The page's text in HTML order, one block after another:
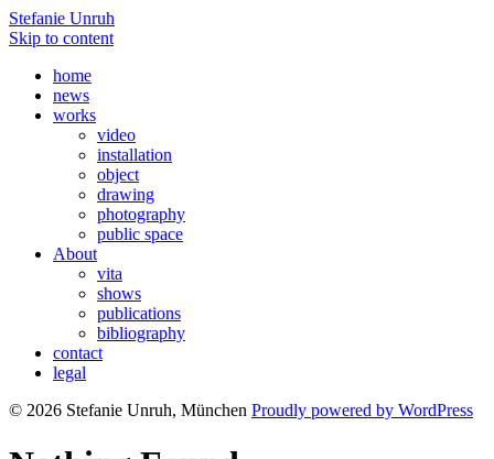
Stefanie Unruh
Skip to content
home
news
works
video
installation
object
drawing
photography
public space
About
vita
shows
publications
bibliography
contact
legal
© 2026 Stefanie Unruh, München Proudly powered by WordPress